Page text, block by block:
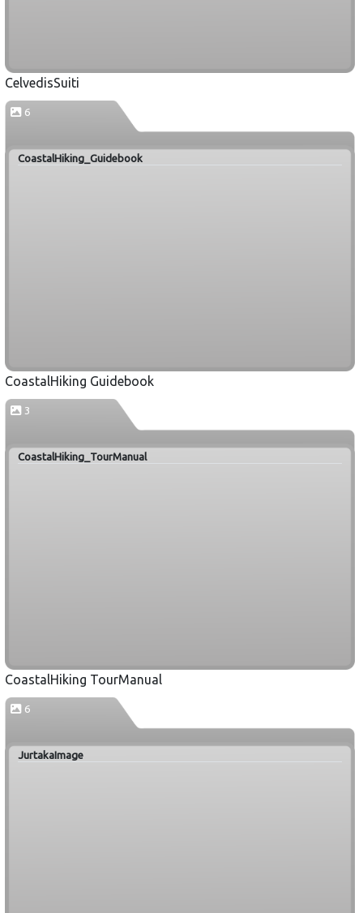
CelvedisSuiti
6
CoastalHiking_Guidebook
CoastalHiking Guidebook
3
CoastalHiking_TourManual
CoastalHiking TourManual
6
JurtakaImage